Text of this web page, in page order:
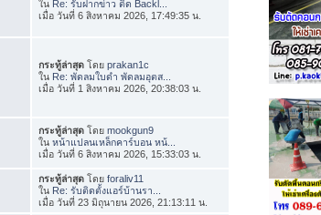
ใน Re: รับฝากข่าว ติด Backl...
เมื่อ วันที่ 6 สิงหาคม 2026, 17:49:35 น.
กระทู้ล่าสุด โดยprakan1c
ใน Re: พัดลมใบดำ พัดลมอุตส...
เมื่อ วันที่ 1 สิงหาคม 2026, 20:38:03 น.
กระทู้ล่าสุด โดยmookgun9
ในหน้าแปลนเหล็กคาร์บอน หน้...
เมื่อ วันที่ 6 สิงหาคม 2026, 15:33:03 น.
กระทู้ล่าสุด โดยforaliv11
ใน Re: รับติดตั้งแอร์บ้านรา...
เมื่อ วันที่ 23 มิถุนายน 2026, 21:13:11 น.